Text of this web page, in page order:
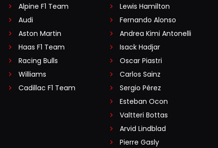
Alpine F1 Team
Audi
Aston Martin
Haas F1 Team
Racing Bulls
Williams
Cadillac F1 Team
Lewis Hamilton
Fernando Alonso
Andrea Kimi Antonelli
Isack Hadjar
Oscar Piastri
Carlos Sainz
Sergio Pérez
Esteban Ocon
Valtteri Bottas
Arvid Lindblad
Pierre Gasly